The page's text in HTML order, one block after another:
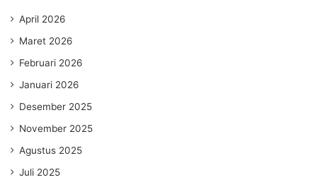
April 2026
Maret 2026
Februari 2026
Januari 2026
Desember 2025
November 2025
Agustus 2025
Juli 2025